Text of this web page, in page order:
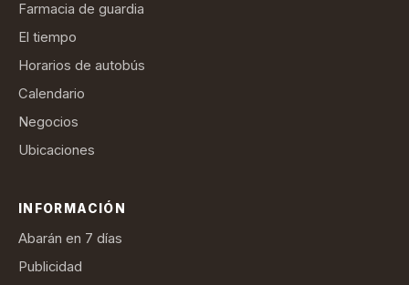
Farmacia de guardia
El tiempo
Horarios de autobús
Calendario
Negocios
Ubicaciones
INFORMACIÓN
Abarán en 7 días
Publicidad